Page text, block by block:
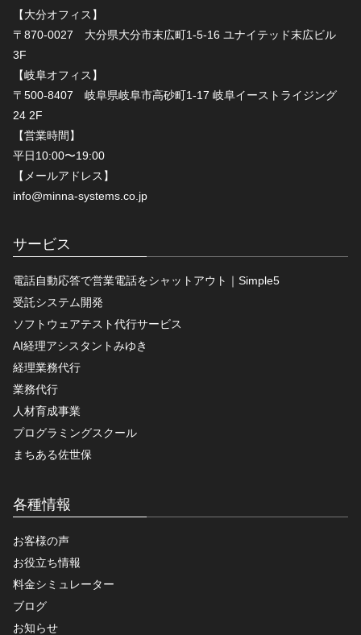
【大分オフィス】
〒870-0027 大分県大分市末広町1-5-16 ユナイテッド末広ビル
3F
【岐阜オフィス】
〒500-8407 岐阜県岐阜市高砂町1-17 岐阜イーストライジング
24 2F
【営業時間】
平日10:00〜19:00
【メールアドレス】
info@minna-systems.co.jp
サービス
電話自動応答で営業電話をシャットアウト｜Simple5
受託システム開発
ソフトウェアテスト代行サービス
AI経理アシスタントみゆき
経理業務代行
業務代行
人材育成事業
プログラミングスクール
まちある佐世保
各種情報
お客様の声
お役立ち情報
料金シミュレーター
ブログ
お知らせ